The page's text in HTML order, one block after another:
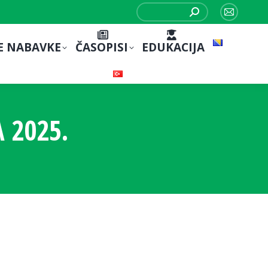
Search:
Mail
NABAVKE ČASOPISI EDUKACIJA
2025.